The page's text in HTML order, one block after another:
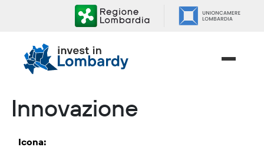
Innovazione
Icona: